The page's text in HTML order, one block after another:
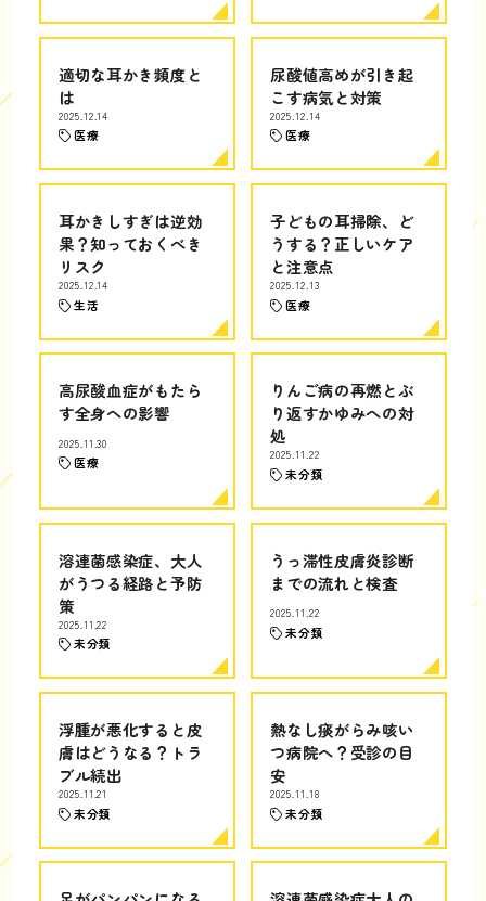
適切な耳かき頻度と
は
2025.12.14
医療
尿酸値高めが引き起
こす病気と対策
2025.12.14
医療
耳かきしすぎは逆効
果？知っておくべき
リスク
2025.12.14
生活
子どもの耳掃除、ど
うする？正しいケア
と注意点
2025.12.13
医療
高尿酸血症がもたら
す全身への影響
2025.11.30
医療
りんご病の再燃とぶ
り返すかゆみへの対
処
2025.11.22
未分類
溶連菌感染症、大人
がうつる経路と予防
策
2025.11.22
未分類
うっ滞性皮膚炎診断
までの流れと検査
2025.11.22
未分類
浮腫が悪化すると皮
膚はどうなる？トラ
ブル続出
2025.11.21
未分類
熱なし痰がらみ咳い
つ病院へ？受診の目
安
2025.11.18
未分類